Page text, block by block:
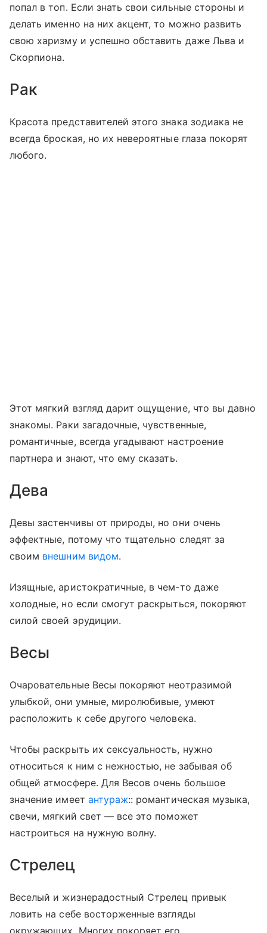
попал в топ. Если знать свои сильные стороны и
делать именно на них акцент, то можно развить
свою харизму и успешно обставить даже Льва и
Скорпиона.
Рак
Красота представителей этого знака зодиака не
всегда броская, но их невероятные глаза покорят
любого.
Этот мягкий взгляд дарит ощущение, что вы давно
знакомы. Раки загадочные, чувственные,
романтичные, всегда угадывают настроение
партнера и знают, что ему сказать.
Дева
Девы застенчивы от природы, но они очень
эффектные, потому что тщательно следят за
своим внешним видом.
Изящные, аристократичные, в чем-то даже
холодные, но если смогут раскрыться, покоряют
силой своей эрудиции.
Весы
Очаровательные Весы покоряют неотразимой
улыбкой, они умные, миролюбивые, умеют
расположить к себе другого человека.
Чтобы раскрыть их сексуальность, нужно
относиться к ним с нежностью, не забывая об
общей атмосфере. Для Весов очень большое
значение имеет антураж:: романтическая музыка,
свечи, мягкий свет — все это поможет
настроиться на нужную волну.
Стрелец
Веселый и жизнерадостный Стрелец привык
ловить на себе восторженные взгляды
окружающих. Многих покоряет его